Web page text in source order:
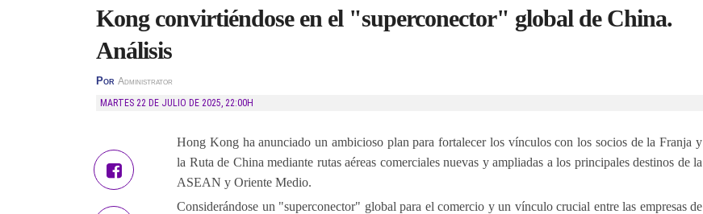
Kong convirtiéndose en el "superconector" global de China.
Análisis
Por Administrator
MARTES 22 DE JULIO DE 2025, 22:00H
Hong Kong ha anunciado un ambicioso plan para fortalecer los vínculos con los socios de la Franja y
la Ruta de China mediante rutas aéreas comerciales nuevas y ampliadas a los principales destinos de la
ASEAN y Oriente Medio.
Considerándose un "superconector" global para el comercio y un vínculo crucial entre las empresas de